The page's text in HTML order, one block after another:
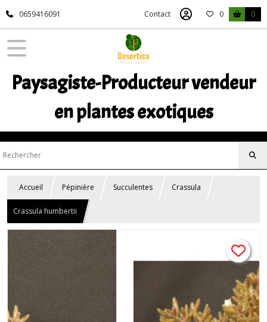
0659416091 Contact 0 0
Paysagiste-Producteur vendeur
en plantes exotiques
Accueil Pépinière Succulentes Crassula
Crassula humbertii